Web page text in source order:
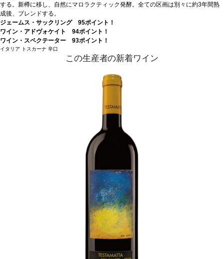
する。新樽に移し、自然にマロラクティック発酵。全ての区画は別々に約3年間熟
成後、ブレンドする。
ジェームス・サックリング 95ポイント！
ワイン・アドヴォケイト 94ポイント！
ワイン・スペクテーター 93ポイント！
イタリア トスカーナ 辛口
この生産者の新着ワイン